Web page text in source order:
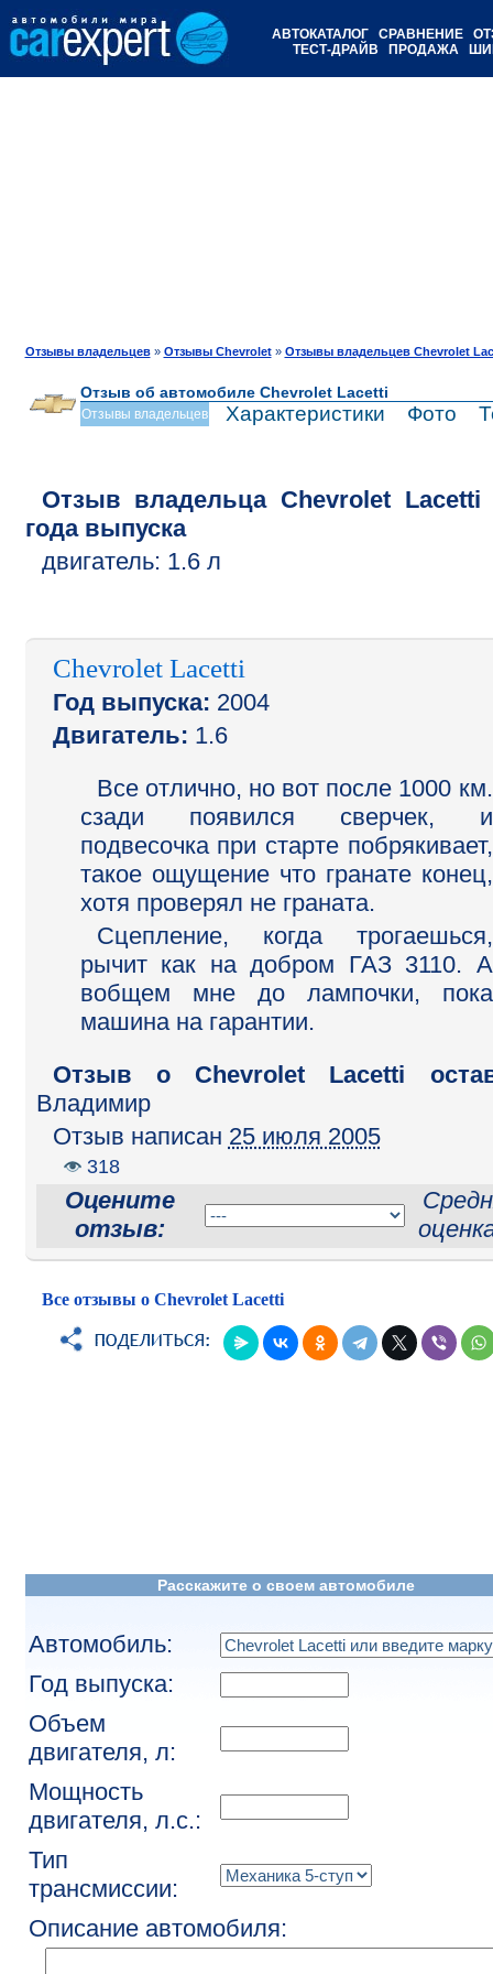
АВТОКАТАЛОГ СРАВНЕНИЕ
ТЕСТ-ДРАЙВ
ПРОДАЖА
Отзывы владельцев» Отзывы Chevrolet» Отзывы владельцев Chevrolet
Отзыв об автомобиле Chevrolet Lacetti
Отзывы владельцев Характеристики Фото
Отзыв владельца Chevrolet Lacetti
года выпуска
двигатель: 1.6 л
Chevrolet Lacetti
Год выпуска: 2004
Двигатель: 1.6
Все отлично, но вот после 1000 км.
cзади появился сверчек, и
подвесочка при старте побрякивает,
такое ощущение что гранате конец,
хотя проверял не граната.
Сцепление, когда трогаешься,
рычит как на добром ГАЗ 3110. А
вобщем мне до лампочки, пока
машина на гарантии.
Отзыв o Chevrolet Lacetti
Владимир
Отзыв написан 25 июля 2005
318
Оцените
отзыв:
Все отзывы о Chevrolet Lacetti
Расскажите о своем автомобиле
Автомобиль:
Год выпуска:
Объем
двигателя, л:
Мощность
двигателя, л.с.:
Тип
трансмиссии:
Описание автомобиля: